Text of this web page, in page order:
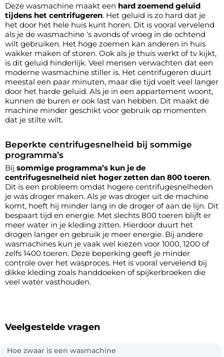
Deze wasmachine maakt een hard zoemend geluid
tijdens het centrifugeren. Het geluid is zo hard dat je
het door het hele huis kunt horen. Dit is vooral vervelend
als je de wasmachine ‘s avonds of vroeg in de ochtend
wilt gebruiken. Het hoge zoemen kan anderen in huis
wakker maken of storen. Ook als je thuis werkt of tv kijkt,
is dit geluid hinderlijk. Veel mensen verwachten dat een
moderne wasmachine stiller is. Het centrifugeren duurt
meestal een paar minuten, maar die tijd voelt veel langer
door het harde geluid. Als je in een appartement woont,
kunnen de buren er ook last van hebben. Dit maakt de
machine minder geschikt voor gebruik op momenten
dat je stilte wilt.
Beperkte centrifugesnelheid bij sommige
programma’s
Bij sommige programma’s kun je de
centrifugesnelheid niet hoger zetten dan 800 toeren.
Dit is een probleem omdat hogere centrifugesnelheden
je was droger maken. Als je was droger uit de machine
komt, hoeft hij minder lang in de droger of aan de lijn. Dit
bespaart tijd en energie. Met slechts 800 toeren blijft er
meer water in je kleding zitten. Hierdoor duurt het
drogen langer en gebruik je meer energie. Bij andere
wasmachines kun je vaak wel kiezen voor 1000, 1200 of
zelfs 1400 toeren. Deze beperking geeft je minder
controle over het wasproces. Het is vooral vervelend bij
dikke kleding zoals handdoeken of spijkerbroeken die
veel water vasthouden.
Veelgestelde vragen
Hoe zwaar is een wasmachine